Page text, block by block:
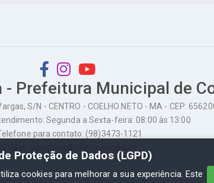
Prefeitura Municipal de
S/N - CENTRO - COELHO NETO - MA - CEP:
Segunda a Sexta-feira: 08:00 às 13:00
para contato: (98)3473-1121
Proteção de Dados (LGPD)
cookies para melhorar a sua experiência. Este